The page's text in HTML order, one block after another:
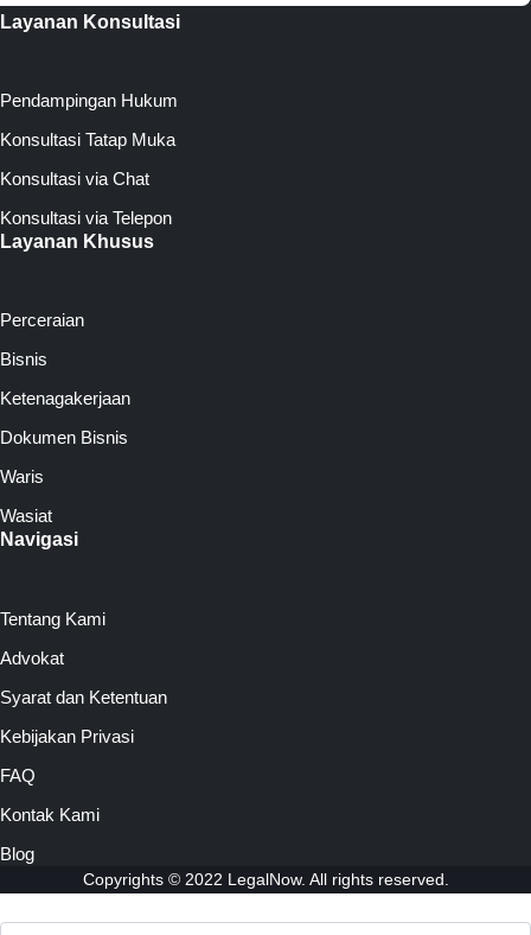
Layanan Konsultasi
Pendampingan Hukum
Konsultasi Tatap Muka
Konsultasi via Chat
Konsultasi via Telepon
Layanan Khusus
Perceraian
Bisnis
Ketenagakerjaan
Dokumen Bisnis
Waris
Wasiat
Navigasi
Tentang Kami
Advokat
Syarat dan Ketentuan
Kebijakan Privasi
FAQ
Kontak Kami
Blog
Copyrights © 2022 LegalNow. All rights reserved.